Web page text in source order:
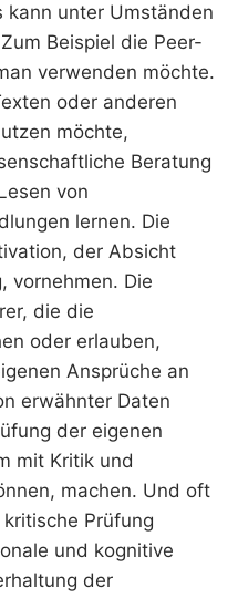
kann unter Umständen
Beispiel die Peer-
verwenden möchte.
oder anderen
möchte,
Beratung
von
lernen. Die
der Absicht
vornehmen. Die
die die
oder erlauben,
Ansprüche an
erwähnter Daten
der eigenen
mit Kritik und
machen. Und oft
Prüfung
und kognitive
der